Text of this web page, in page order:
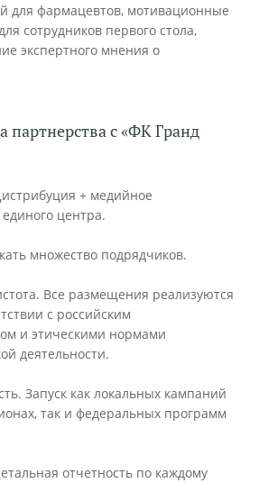
для фармацевтов, мотивационные
сотрудников первого стола,
экспертного мнения о
партнерства с «ФК Гранд
+ медийное
центра.
множество подрядчиков.
Все размещения реализуются
с российским
и этическими нормами
деятельности.
Запуск как локальных кампаний
так и федеральных программ
отчетность по каждому